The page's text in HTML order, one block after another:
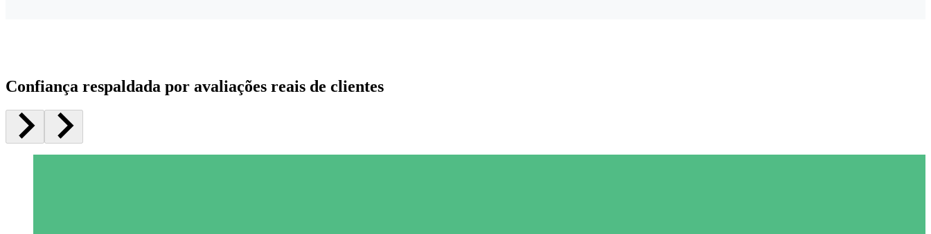
Confiança respaldada por avaliações reais de clientes